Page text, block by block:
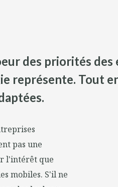
des priorités des
représente. Tout
pas une
l'intérêt que
mobiles. S'il ne